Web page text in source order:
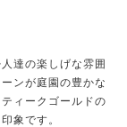
達の楽しげな雰囲
ンが庭園の豊かな
ィークゴールドの
象です。